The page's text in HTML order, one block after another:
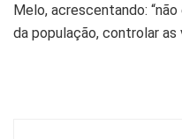
Melo, acrescentando:
da população, controlar as